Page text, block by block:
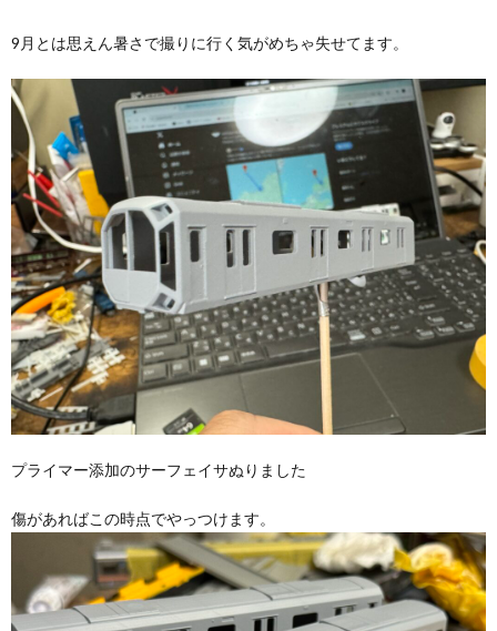
9月とは思えん暑さで撮りに行く気がめちゃ失せてます。
プライマー添加のサーフェイサぬりました
傷があればこの時点でやっつけます。